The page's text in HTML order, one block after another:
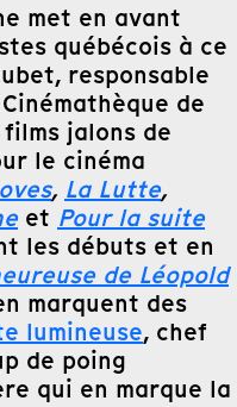
met en avant
québécois à ce
responsable
de
jalons de
le cinéma
, La Lutte,
et Pour la suite
les débuts et en
de Léopold
marquent des
lumineuse, chef
de poing
qui en marque la